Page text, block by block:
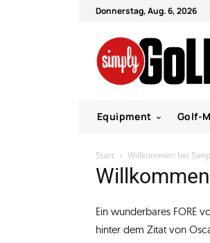
Donnerstag, Aug. 6, 2026
Equipment Golf-
Start Willkommen bei
Ein wunderbares FORE
hinter dem Zitat von